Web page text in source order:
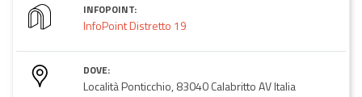
INFOPOINT:
InfoPoint Distretto 19
DOVE:
Località Ponticchio, 83040 Calabritto AV Italia